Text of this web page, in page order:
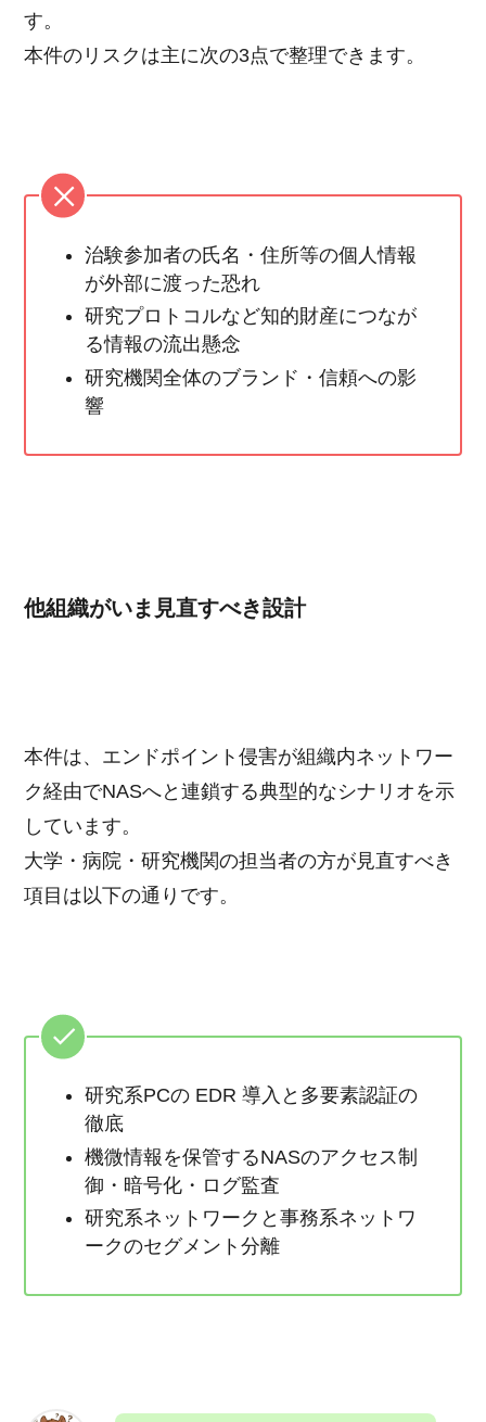
す。
本件のリスクは主に次の3点で整理できます。
治験参加者の氏名・住所等の個人情報
が外部に渡った恐れ
研究プロトコルなど知的財産につなが
る情報の流出懸念
研究機関全体のブランド・信頼への影
響
他組織がいま見直すべき設計
本件は、エンドポイント侵害が組織内ネットワー
ク経由でNASへと連鎖する典型的なシナリオを示
しています。
大学・病院・研究機関の担当者の方が見直すべき
項目は以下の通りです。
研究系PCの EDR 導入と多要素認証の
徹底
機微情報を保管するNASのアクセス制
御・暗号化・ログ監査
研究系ネットワークと事務系ネットワ
ークのセグメント分離